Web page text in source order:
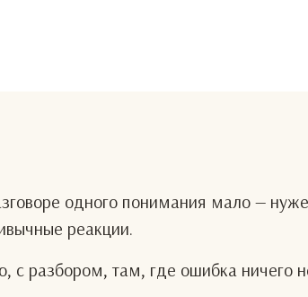
одного понимания мало —
реакции.
с разбором, там, где ошибка ничего